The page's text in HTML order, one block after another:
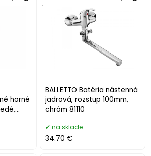
horné
BALLETTO Batéria nástenná
jadrová, rozstup 100mm,
chróm 81110
.
na sklade
34.70 €